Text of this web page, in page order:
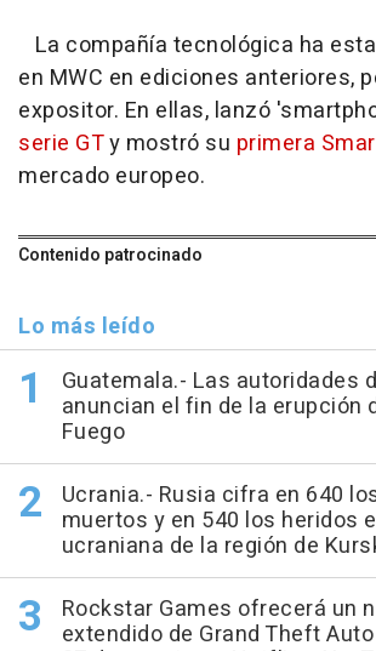
La compañía tecnológica ha
en MWC en ediciones anteriores,
expositor. En ellas, lanzó
serie GTy mostró su primera
mercado europeo.
Contenido patrocinado
Lo más leído
Guatemala.- Las autoridades
anuncian el fin de la erupción
Fuego
Ucrania.- Rusia cifra en 640
muertos y en 540 los heridos
ucraniana de la región de
Rockstar Games ofrecerá un
extendido de Grand Theft